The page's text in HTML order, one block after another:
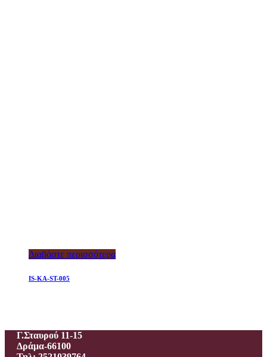
Διαβάστε περισσότερα
IS-KA-ST-005
Γ.Σταυρού 11-15
Δράμα-66100